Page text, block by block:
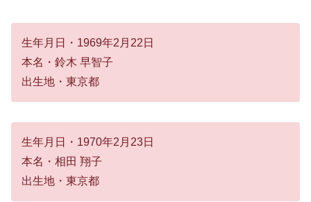
生年月日・1969年2月22日
本名・鈴木 早智子
出生地・東京都
生年月日・1970年2月23日
本名・相田 翔子
出生地・東京都